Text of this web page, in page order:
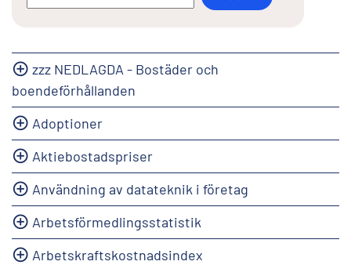
zzz NEDLAGDA - Bostäder och
boendeförhållanden
Adoptioner
Aktiebostadspriser
Användning av datateknik i företag
Arbetsförmedlingsstatistik
Arbetskraftskostnadsindex